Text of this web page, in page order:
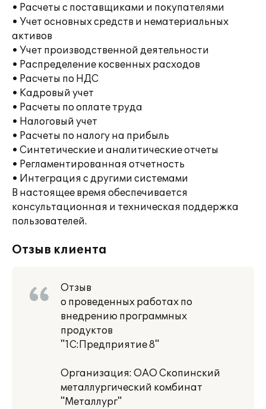
• Расчеты с поставщиками и покупателями
• Учет основных средств и нематериальных
активов
• Учет производственной деятельности
• Распределение косвенных расходов
• Расчеты по НДС
• Кадровый учет
• Расчеты по оплате труда
• Налоговый учет
• Расчеты по налогу на прибыль
• Синтетические и аналитические отчеты
• Регламентированная отчетность
• Интеграция с другими системами
В настоящее время обеспечивается
консультационная и техническая поддержка
пользователей.
Отзыв клиента
Отзыв
о проведенных работах по
внедрению программных
продуктов
"1С:Предприятие 8"
Организация: ОАО Скопинский
металлургический комбинат
"Металлург"